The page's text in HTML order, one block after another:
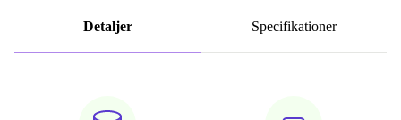
Detaljer Specifikationer